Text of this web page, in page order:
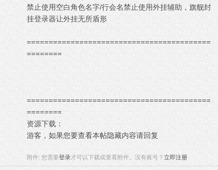
禁止使用空白角色名字/行会名禁止使用外挂辅助，旗舰封
挂登录器让外挂无所盾形
==========================================
========
==========================================
========
资源下载：
游客，如果您要查看本帖隐藏内容请回复
附件: 您需要登录才可以下载或查看附件。没有账号？ 立即注册